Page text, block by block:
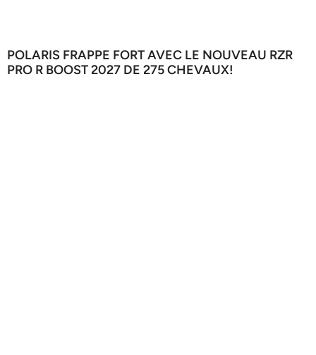
POLARIS FRAPPE FORT AVEC LE NOUVEAU RZR
PRO R BOOST 2027 DE 275 CHEVAUX!